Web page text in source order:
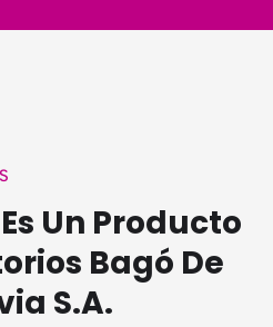
Es Un Producto
Bagó De
S.A.